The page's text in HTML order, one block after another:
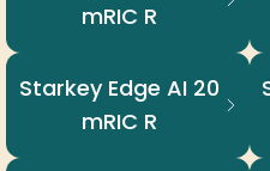
mRIC R
Starkey Edge AI 20
mRIC R